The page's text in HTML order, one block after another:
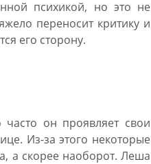
психикой, но это не
переносит критику и
его сторону.
он проявляет свои
Из-за этого некоторые
а скорее наоборот. Леша